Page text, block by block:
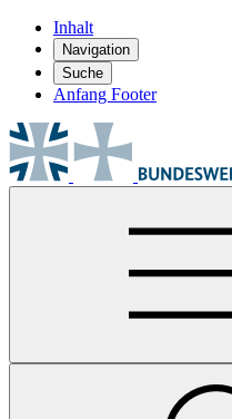
Inhalt
Navigation
Suche
Anfang Footer